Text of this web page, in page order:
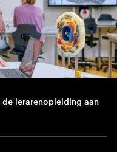
lerarenopleiding aan